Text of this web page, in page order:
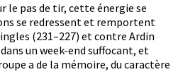
le pas de tir, cette énergie se
se redressent et remportent
(231–227) et contre Ardin
un week-end suffocant, et
a de la mémoire, du caractère